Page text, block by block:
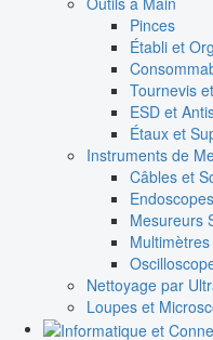
Pinces
Établi et
Tournevis
ESD et
Étaux et
Instruments de
Câbles et
Mesureurs
Multimètres
Nettoyage par
Loupes et